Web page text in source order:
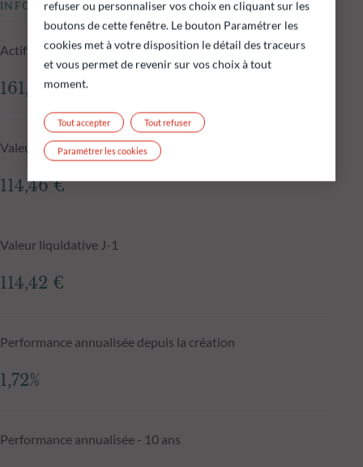
INFORMATIONS CLÉS
Actif net du fonds au 05.08.2026
161,65 M€
Valeur liquidative au 05.08.2026
114,46 €
Valeur liquidative J-1
114,42 €
Performance annualisée depuis la création
1,72%
Performance annualisée - 10 ans
refuser ou personnaliser vos choix en cliquant sur les
boutons de cette fenêtre. Le bouton Paramétrer les
cookies met à votre disposition le détail des traceurs
et vous permet de revenir sur vos choix à tout
moment.
Tout refuser
Tout accepter
Paramétrer les cookies